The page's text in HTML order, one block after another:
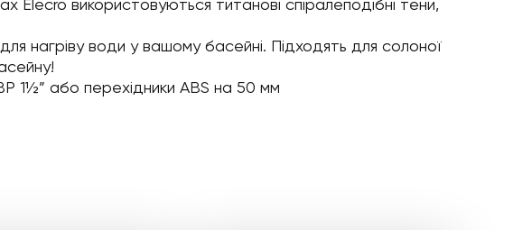
Elecro використовуються титанові спіралеподібні тени,
нагріву води у вашому басейні. Підходять для солоної
1½” або перехідники ABS на 50 мм